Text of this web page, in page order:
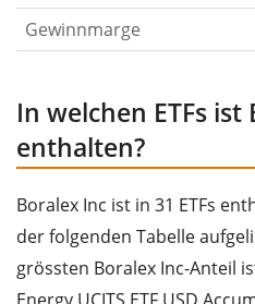
Gewinnmarge
In welchen ETFs ist
enthalten?
Boralex Inc ist in 31 ETFs
der folgenden Tabelle
grössten Boralex Inc-Anteil